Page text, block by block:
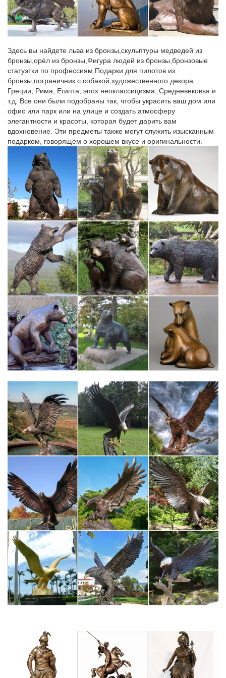
В данном разделе мы подготовили для Вас широкий выбор
сувенирных собачек – символ 2018 года. Фигурки сделаны из
качественных материалов ведущими европейскими
Дом Подарка – статуэтки собак, фигурки собак купить
Купить статуэтки собак и фигурки собак по низкой цене можно
в нашем магазине. Фигурки собак, статуэтки собак в магазине
"Дом Подарка" – только качественные и очень красивые.
Фигурки с символом 2018 года собаки – купить…
Фигурка-символ года – хороший подарок любителям
миниатюрных стилизованных статуэток. Фигурка собаки как
символ 2018 года прекрасный выбор в качестве подарка на
грядущий новый год.Фигурки собаки – символ года 2018.
Символ года собака купить
Товары группы Символ года 2018 в интернет-магазине
Vintajj.ru.Декоративная статуэтка собаки с денежными
символами, полистоун, высота 9,5 см, 4 варианта.
Здесь вы найдете льва из бронзы,скульптуры медведей из
бронзы,орёл из бронзы,Фигура людей из бронзы,бронзовые
статуэтки по профессиям,Подарки для пилотов из
бронзы,пограничник с собакой,художественного декора
Греции, Рима, Египта, эпох неоклассицизма, Средневековья и
т.д. Все они были подобраны так, чтобы украсить ваш дом или
офис или парк или на улице и создать атмосферу
элегантности и красоты, которая будет дарить вам
вдохновение. Эти предметы также могут служить изысканным
подарком, говорящем о хорошем вкусе и оригинальности.